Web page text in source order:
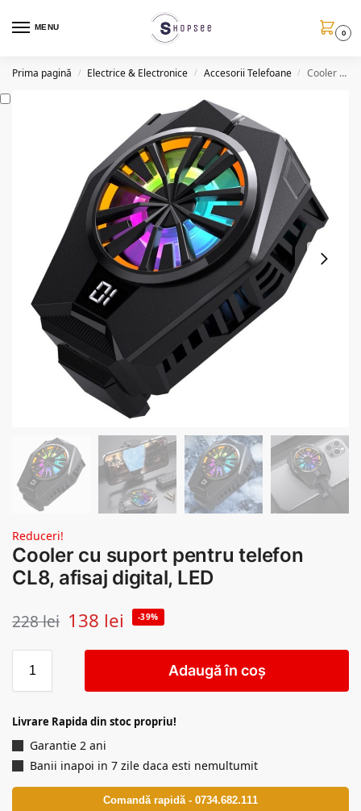
MENU
0
Prima pagină / Electrice & Electronice / Accesorii Telefoane / Cooler cu suport pentru telefon CL8, afisaj digital, LED
Reduceri!
Cooler cu suport pentru telefon
CL8, afisaj digital, LED
228lei 138 lei -39%
Adaugă în coș
Livrare Rapida din stoc propriu!
Garantie 2 ani
Banii inapoi in 7 zile daca esti nemultumit
Comandă rapidă - 0734.682.111